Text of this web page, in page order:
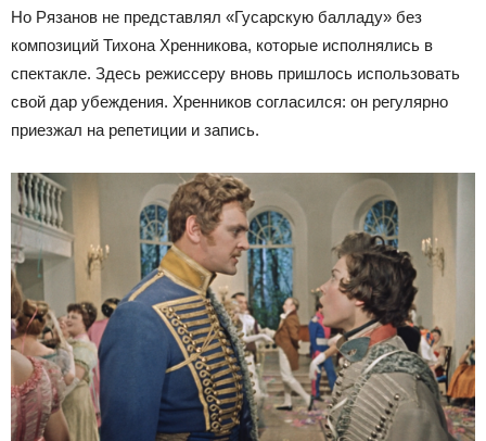
Но Рязанов не представлял «Гусарскую балладу» без
композиций Тихона Хренникова, которые исполнялись в
спектакле. Здесь режиссеру вновь пришлось использовать
свой дар убеждения. Хренников согласился: он регулярно
приезжал на репетиции и запись.